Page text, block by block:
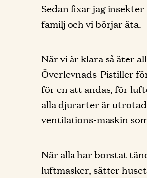
Sedan fixar jag
familj och vi börjar äta.
När vi är klara så äter
Överlevnads-Pistiller
för en att andas, för
alla djurarter är
ventilations-maskin
När alla har borstat
luftmasker, sätter